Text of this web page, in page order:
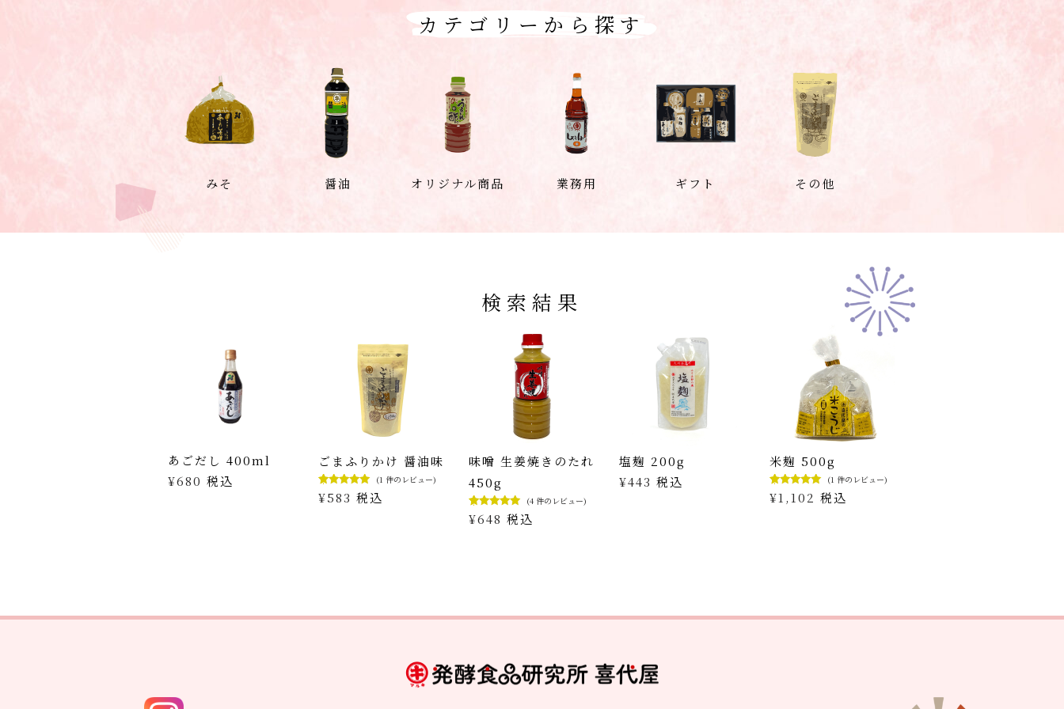
カテゴリーから探す
みそ 醤油 オリジナル商品 業務用 ギフト その他
検索結果
あごだし 400ml
¥680 税込
ごまふりかけ 醤油味
1
件の利用者
評価に基づ
(1 件のレビュー)
¥583 税込
味噌 生姜焼きのたれ
450g
4
件の利用者
評価に基づ
(4 件のレビュー)
¥648 税込
塩麹 200g
¥443 税込
米麹 500g
1
件の利用者
評価に基づ
(1 件のレビュー)
¥1,102 税込